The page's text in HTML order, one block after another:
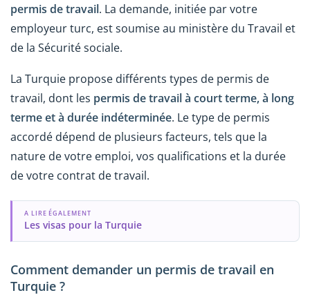
permis de travail. La demande, initiée par votre
employeur turc, est soumise au ministère du Travail et
de la Sécurité sociale.
La Turquie propose différents types de permis de
travail, dont les permis de travail à court terme, à long
terme et à durée indéterminée. Le type de permis
accordé dépend de plusieurs facteurs, tels que la
nature de votre emploi, vos qualifications et la durée
de votre contrat de travail.
A LIRE ÉGALEMENT
Les visas pour la Turquie
Comment demander un permis de travail en
Turquie ?